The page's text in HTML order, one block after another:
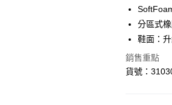
街口支付
悠遊付
Google Pay
分區式
鞋面：
銷售重點
貨號：